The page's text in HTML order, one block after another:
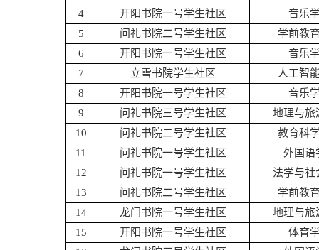
4
开阳书院一号学生社区
音乐
5
问礼书院二号学生社区
学前教
6
开阳书院一号学生社区
音乐
7
立雪书院学生社区
人工智
8
开阳书院一号学生社区
音乐
9
问礼书院三号学生社区
地理与旅
10
问礼书院二号学生社区
教育科
11
问礼书院一号学生社区
外国语
12
问礼书院一号学生社区
法学与社
13
问礼书院二号学生社区
学前教
14
龙门书院一号学生社区
地理与旅
15
开阳书院一号学生社区
体育